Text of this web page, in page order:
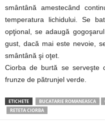
smântână amestecând
temperatura lichidului. Se
opţional, se adaugă
gust, dacă mai este nevoie,
smântână şi oţet.
Ciorba de burtă se serveşte
frunze de pătrunjel verde.
ETICHETE BUCATARIE ROMANEASCA
RETETA CIORBA